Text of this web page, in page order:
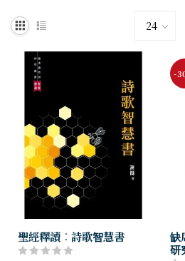
聖經釋讀︰詩歌智慧書
-
缺
研